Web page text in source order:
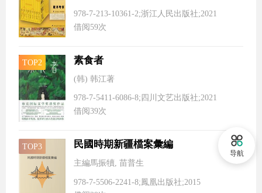
978-7-213-10361-2;浙江人民出版社;2021
借阅59次
TOP2 素食者
(韩) 韩江著
978-7-5411-6086-8;四川文艺出版社;2021
借阅39次
民國時期新疆檔案彙編
TOP3 民國時期新疆檔案彙編
主編馬振犢, 苗普生
978-7-5506-2241-8;鳳凰出版社;2015
导航